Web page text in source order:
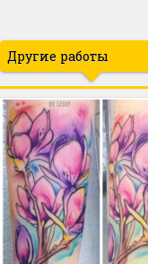
Другие работы